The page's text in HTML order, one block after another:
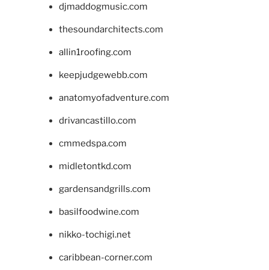
djmaddogmusic.com
thesoundarchitects.com
allin1roofing.com
keepjudgewebb.com
anatomyofadventure.com
drivancastillo.com
cmmedspa.com
midletontkd.com
gardensandgrills.com
basilfoodwine.com
nikko-tochigi.net
caribbean-corner.com